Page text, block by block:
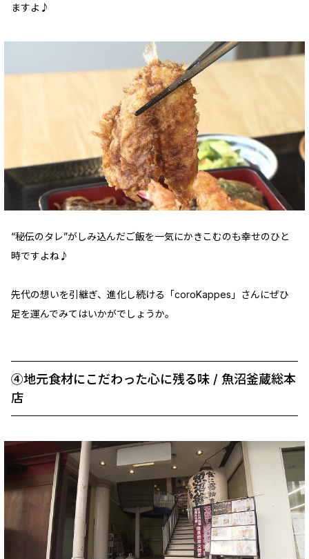
ますよ♪
“秘伝のタレ”がしみ込んだご飯を一気にかきこむのも幸せのひと
時ですよね♪
先代の想いを引継ぎ、進化し続ける「coroKappes」さんにぜひ
足を運んでみてはいかがでしょうか。
④地元食材にこだわった心に残る味 / 魚沼釜蔵総本
店